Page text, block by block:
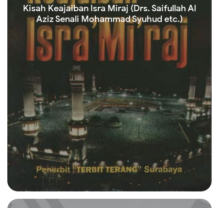
Kisah Keajaiban Isra Miraj (Drs. Saifullah Al
Aziz Senali Mohammad Syuhud etc.)
Read more